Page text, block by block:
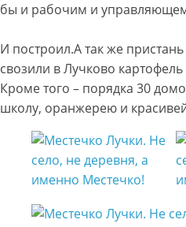
бы и рабочим и
И построил.А так же
свозили в Лучково
Кроме того – порядка 30
школу, оранжерею и